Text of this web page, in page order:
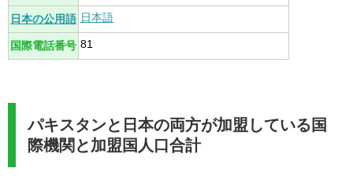
日本の公用語 日本語
国際電話番号 81
パキスタンと日本の両方が加盟している国
際機関と加盟国人口合計